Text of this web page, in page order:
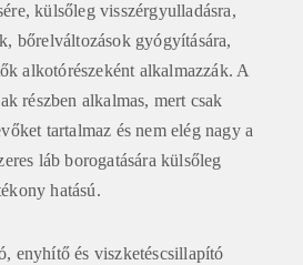
külsőleg visszérgyulladásra,
bőrelváltozások gyógyítására,
alkotórészeként alkalmazzák. A
részben alkalmas, mert csak
tartalmaz és nem elég nagy a
láb borogatására külsőleg
hatású.
enyhítő és viszketéscsillapító